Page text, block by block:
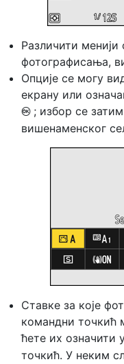
Различити
фотографисања,
Опције се могу
екрану или
J ; избор се
вишенаменског
Ставке за које
командни точкић
ћете их означити
точкић. У неким